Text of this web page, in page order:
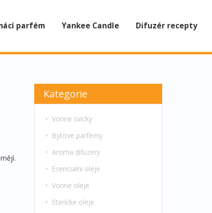
parfém Yankee Candle Difuzér recepty
Kategorie
Vonne svicky
Bytove parfémy
Aroma difuzery
Esencialni oleje
Vonne oleje
Etericke oleje